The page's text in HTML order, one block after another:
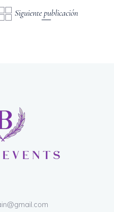
Siguiente publicación